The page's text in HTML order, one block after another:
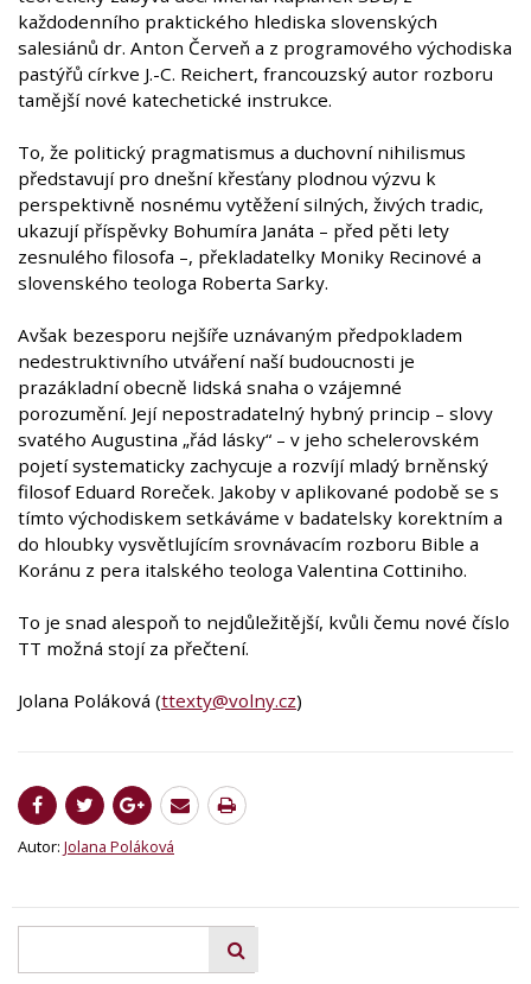
každodenního praktického hlediska slovenských
salesiánů dr. Anton Červeň a z programového východiska
pastýřů církve J.-C. Reichert, francouzský autor rozboru
tamější nové katechetické instrukce.
To, že politický pragmatismus a duchovní nihilismus
představují pro dnešní křesťany plodnou výzvu k
perspektivně nosnému vytěžení silných, živých tradic,
ukazují příspěvky Bohumíra Janáta – před pěti lety
zesnulého filosofa –, překladatelky Moniky Recinové a
slovenského teologa Roberta Sarky.
Avšak bezesporu nejšíře uznávaným předpokladem
nedestruktivního utváření naší budoucnosti je
prazákladní obecně lidská snaha o vzájemné
porozumění. Její nepostradatelný hybný princip – slovy
svatého Augustina „řád lásky“ – v jeho schelerovském
pojetí systematicky zachycuje a rozvíjí mladý brněnský
filosof Eduard Roreček. Jakoby v aplikované podobě se s
tímto východiskem setkáváme v badatelsky korektním a
do hloubky vysvětlujícím srovnávacím rozboru Bible a
Koránu z pera italského teologa Valentina Cottiniho.
To je snad alespoň to nejdůležitější, kvůli čemu nové číslo
TT možná stojí za přečtení.
Jolana Poláková (ttexty@volny.cz)
Autor: Jolana Poláková